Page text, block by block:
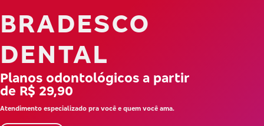
BRADESCO
DENTAL
Planos odontológicos a partir
de R$ 29,90
Atendimento especializado pra você e quem você ama.